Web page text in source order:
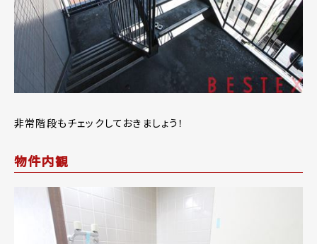
非常階段もチェックしておきましょう！
物件内観